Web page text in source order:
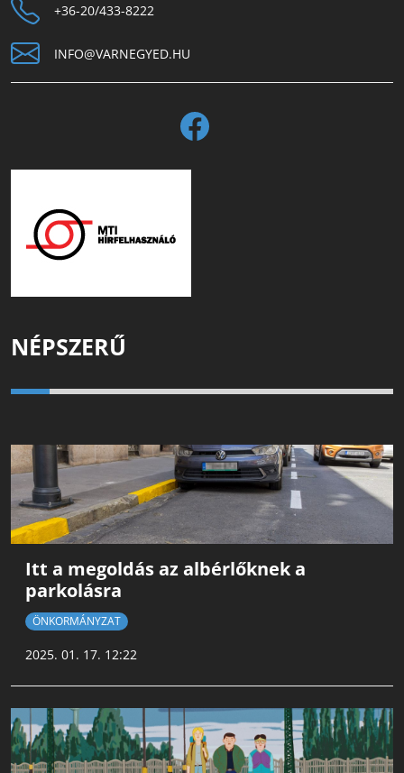
+36-20/433-8222
INFO@VARNEGYED.HU
NÉPSZERŰ
Itt a megoldás az albérlőknek a
parkolásra
ÖNKORMÁNYZAT
2025. 01. 17. 12:22